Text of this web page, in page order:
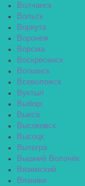
Волчанск
Вольск
Воркута
Воронеж
Ворсма
Воскресенск
Воткинск
Всеволожск
Вуктыл
Выборг
Выкса
Высоковск
Высоцк
Вытегра
Вышний Волочёк
Вяземский
Вязники